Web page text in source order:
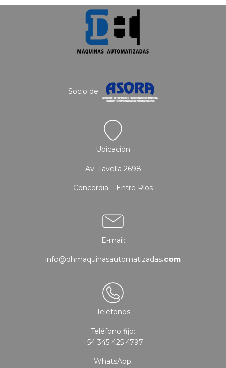
Socio de:
Ubicación
Av. Tavella 2698
Concordia – Entre Ríos
E-mail:
info@dhmaquinasautomatizadas.com
Teléfonos
Teléfono fijo:
+54 345 425 4797
WhatsApp: